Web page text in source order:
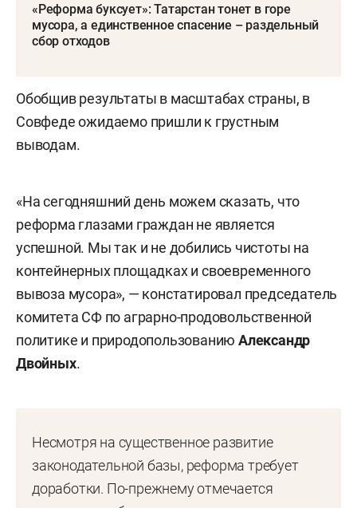
«Реформа буксует»: Татарстан тонет в горе
мусора, а единственное спасение – раздельный
сбор отходов
Обобщив результаты в масштабах страны, в
Совфеде ожидаемо пришли к грустным
выводам.
«На сегодняшний день можем сказать, что
реформа глазами граждан не является
успешной. Мы так и не добились чистоты на
контейнерных площадках и своевременного
вывоза мусора», — констатировал председатель
комитета СФ по аграрно-продовольственной
политике и природопользованиюАлександр
Двойных.
Несмотря на существенное развитие
законодательной базы, реформа требует
доработки. По-прежнему отмечается